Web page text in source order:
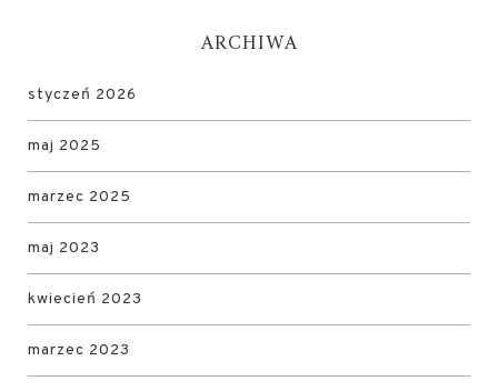
ARCHIWA
styczeń 2026
maj 2025
marzec 2025
maj 2023
kwiecień 2023
marzec 2023